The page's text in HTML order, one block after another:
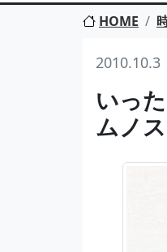
HOME
2010.10.3
いっ
ムノ